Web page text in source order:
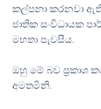
කල්පනා කරනවා ඇති
ජාතික සංවිධායක
මහතා පැවසීය.
ඔහු මේ බව ප්‍රකාශ
අමතමිනි.